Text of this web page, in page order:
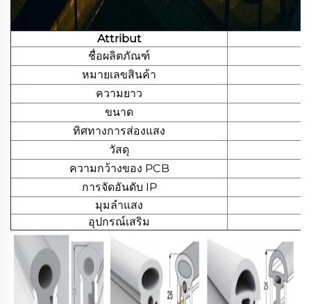
Attribut
ชื่อผลิตภัณฑ์
หมายเลขสินค้า
ความยาว
ขนาด
ทิศทางการส่องแสง
วัสดุ
ความกว้างของ PCB
การจัดอันดับ IP
มุมลำแสง
อุปกรณ์เสริม